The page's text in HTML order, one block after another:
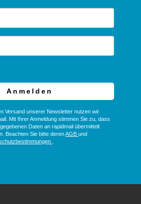
Anmelden
Versand unserer Newsletter nutzen wir
Mit Ihrer Anmeldung stimmen Sie zu, dass
Daten an rapidmail übermittelt
Beachten Sie bitte derenAGBund